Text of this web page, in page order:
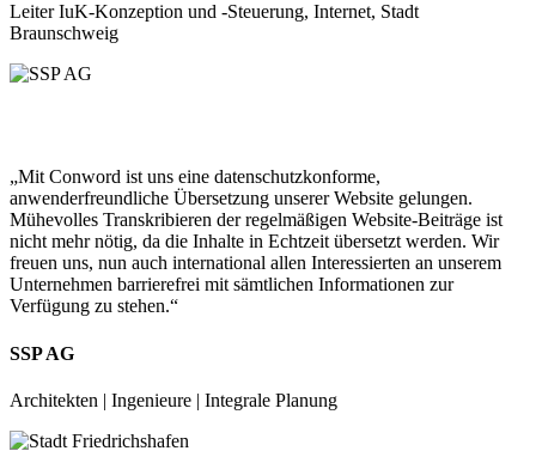
Leiter IuK-Konzeption und -Steuerung, Internet, Stadt
Braunschweig
„Mit Conword ist uns eine datenschutzkonforme,
anwenderfreundliche Übersetzung unserer Website gelungen.
Mühevolles Transkribieren der regelmäßigen Website-Beiträge ist
nicht mehr nötig, da die Inhalte in Echtzeit übersetzt werden. Wir
freuen uns, nun auch international allen Interessierten an unserem
Unternehmen barrierefrei mit sämtlichen Informationen zur
Verfügung zu stehen.“
SSP AG
Architekten | Ingenieure | Integrale Planung